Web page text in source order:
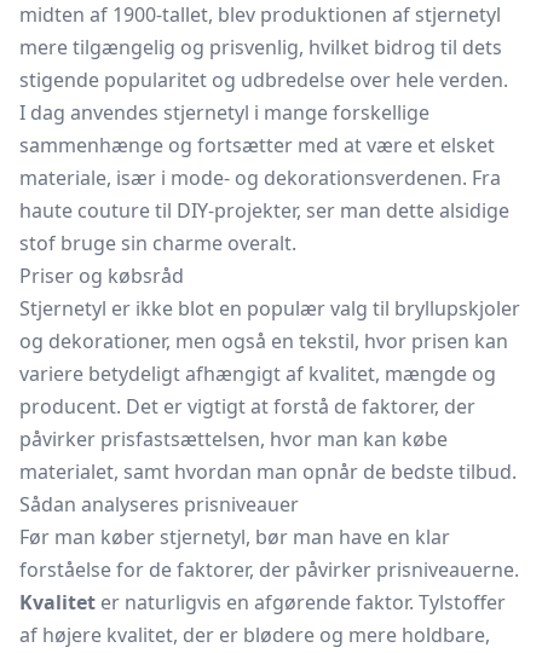
midten af 1900-tallet, blev produktionen af stjernetyl
mere tilgængelig og prisvenlig, hvilket bidrog til dets
stigende popularitet og udbredelse over hele verden.
I dag anvendes stjernetyl i mange forskellige
sammenhænge og fortsætter med at være et elsket
materiale, især i mode- og dekorationsverdenen. Fra
haute couture til DIY-projekter, ser man dette alsidige
stof bruge sin charme overalt.
Priser og købsråd
Stjernetyl er ikke blot en populær valg til bryllupskjoler
og dekorationer, men også en tekstil, hvor prisen kan
variere betydeligt afhængigt af kvalitet, mængde og
producent. Det er vigtigt at forstå de faktorer, der
påvirker prisfastsættelsen, hvor man kan købe
materialet, samt hvordan man opnår de bedste tilbud.
Sådan analyseres prisniveauer
Før man køber stjernetyl, bør man have en klar
forståelse for de faktorer, der påvirker prisniveauerne.
Kvalitet er naturligvis en afgørende faktor. Tylstoffer
af højere kvalitet, der er blødere og mere holdbare,